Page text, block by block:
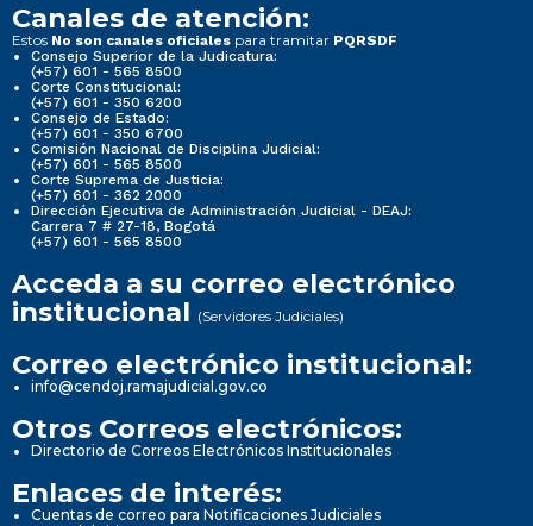
Canales de atención:
Estos No son canales oficiales para tramitar PQRSDF
Consejo Superior de la Judicatura:
(+57) 601 - 565 8500
Corte Constitucional:
(+57) 601 - 350 6200
Consejo de Estado:
(+57) 601 - 350 6700
Comisión Nacional de Disciplina Judicial:
(+57) 601 - 565 8500
Corte Suprema de Justicia:
(+57) 601 - 362 2000
Dirección Ejecutiva de Administración Judicial - DEAJ:
Carrera 7 # 27-18, Bogotá
(+57) 601 - 565 8500
Acceda a su correo electrónico
institucional (Servidores Judiciales)
Correo electrónico institucional:
info@cendoj.ramajudicial.gov.co
Otros Correos electrónicos:
Directorio de Correos Electrónicos Institucionales
Enlaces de interés:
Cuentas de correo para Notificaciones Judiciales